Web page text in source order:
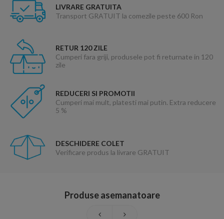
LIVRARE GRATUITA
Transport GRATUIT la comezile peste 600 Ron
RETUR 120 ZILE
Cumperi fara griji, produsele pot fi returnate in 120
zile
REDUCERI SI PROMOTII
Cumperi mai mult, platesti mai putin. Extra reducere
5 %
DESCHIDERE COLET
Verificare produs la livrare GRATUIT
Produse asemanatoare